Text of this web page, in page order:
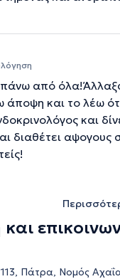
πάνω από
άποψη και το λέω
και
διαθέτει αψογους
Πάτρα, Νομός